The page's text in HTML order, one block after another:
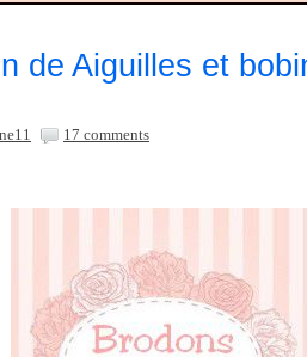
de Aiguilles et
17 comments